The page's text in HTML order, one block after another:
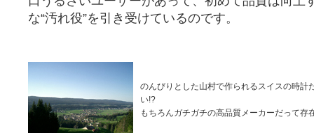
な“汚れ役”を引き受けているのです。
のんびりとした山村で作られるスイスの時計
い!?
もちろんガチガチの高品質メーカーだって存